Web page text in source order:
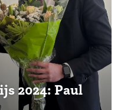
2024: Paul